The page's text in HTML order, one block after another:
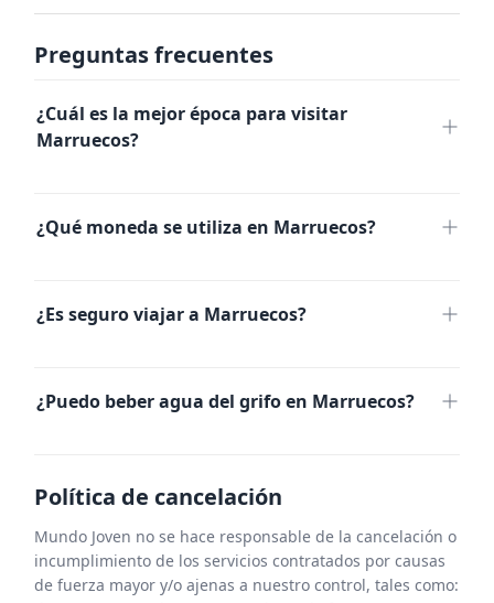
Preguntas frecuentes
¿Cuál es la mejor época para visitar
Marruecos?
primavera
¿Qué moneda se utiliza en Marruecos?
marroquí (MAD)
tarjetas de crédito
¿Es seguro viajar a Marruecos?
¿Puedo beber agua del grifo en Marruecos?
embotellada
Política de cancelación
Mundo Joven no se hace responsable de la cancelación o
incumplimiento de los servicios contratados por causas
de fuerza mayor y/o ajenas a nuestro control, tales como: